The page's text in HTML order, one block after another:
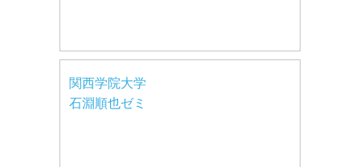
関西学院大学
石淵順也ゼミ